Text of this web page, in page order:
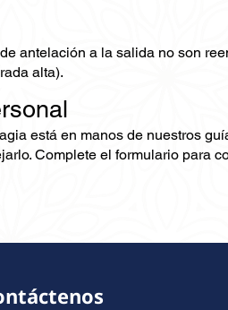
antelación a la salida no son
alta).
está en manos de nuestros
Complete el formulario para